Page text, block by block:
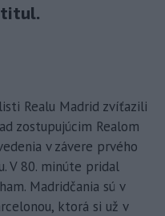
titul.
Realu Madrid zvíťazili
zostupujúcim Realom
v závere prvého
V 80. minúte pridal
Madridčania sú v
ktorá si už v